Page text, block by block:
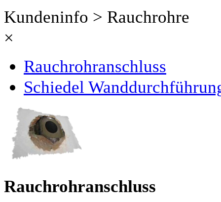
Kundeninfo > Rauchrohre
×
Rauchrohranschluss
Schiedel
Rauchrohranschluss